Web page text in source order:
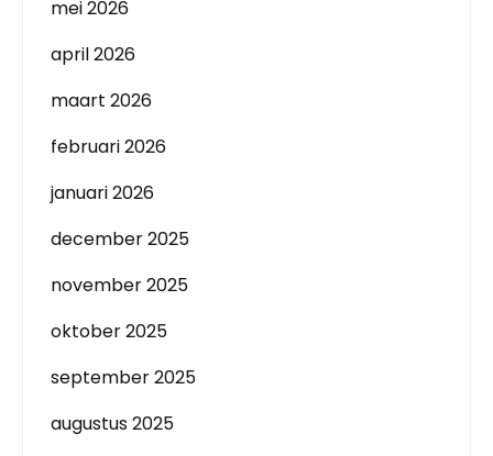
mei 2026
april 2026
maart 2026
februari 2026
januari 2026
december 2025
november 2025
oktober 2025
september 2025
augustus 2025